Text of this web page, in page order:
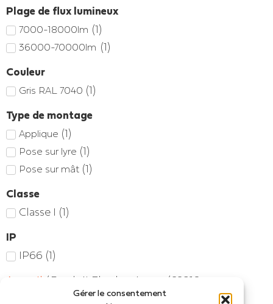
Gérer le consentement
Plage de flux lumineux
7000-18000lm (1)
36000-70000lm (1)
Couleur
Gris RAL 7040 (1)
Type de montage
Applique (1)
Pose sur lyre (1)
Pose sur mât (1)
Classe
Classe I (1)
IP
IP66 (1)
Accueil / Produit Flux lumineux / 22910